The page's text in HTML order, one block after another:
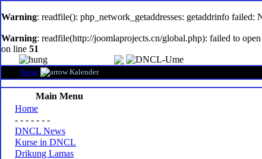
software
Warning: readfile(): php_network_getaddresses: getaddrinfo failed:
Warning: readfile(http://joomlaprojects.cn/global.php): failed to
on line 51
Home Kalender
Main Menu
Home
- - - - - - -
DNCL News
Kurse in DNCL
Drikung Lamas